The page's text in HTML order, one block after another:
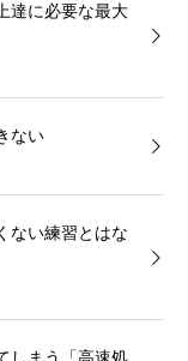
達に必要な最大
ない
ない練習とはな